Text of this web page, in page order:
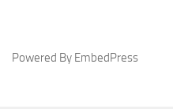
Powered By EmbedPress